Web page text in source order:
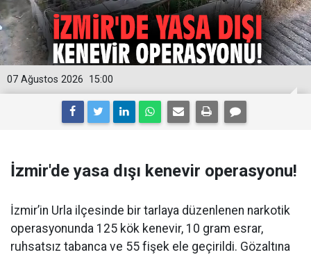
15:00
07 Ağustos 2026
İzmir'de yasa dışı kenevir operasyonu!
İzmir’in Urla ilçesinde bir tarlaya düzenlenen narkotik
operasyonunda 125 kök kenevir, 10 gram esrar,
ruhsatsız tabanca ve 55 fişek ele geçirildi. Gözaltına